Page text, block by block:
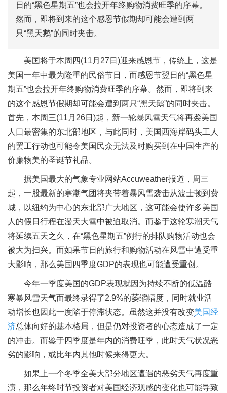
日的“黑色星期五”也会拉开年终购物消费旺季的序幕。
然而，即将到来的这个感恩节假期却可能会遭到两
只“黑天鹅”的同时夹击。
美国将于本周四(11月27日)迎来感恩节，传统上，这是
美国一年中最为隆重的民俗节日，而感恩节翌日的“黑色星
期五”也会拉开年终购物消费旺季的序幕。然而，即将到来
的这个感恩节假期却可能会遭到两只“黑天鹅”的同时夹击。
首先，本周三(11月26日)起，新一轮暴风雪天气将再袭美国
人口最密集的东北部地区，与此同时，美国西海岸码头工人
的罢工行动也可能令美国民众无法及时购买到在中国生产的
价廉物美的圣诞节礼品。
据美国最大的气象专业网站Accuweather报道，周三
起，一股最新的寒潮气团将夹带着暴风雪袭击从波士顿到费
城，以纽约为中心的东北部广大地区，这可能会使许多美国
人的假日行程在漫天大雪中被迫取消。而鉴于这轮寒潮天气
将延续五天之久，在“黑色星期五”例行的排队购物活动也会
被大为扫兴。而如果节日的旅行和购物活动在风雪中遭受重
大影响，那么美国四季度GDP的表现也可能遭受重创。
今年一季度美国的GDP表现就因为持续不断的低温酷
寒暴风雪天气而最终录得了2.9%的萎缩幅度，同时就业活
动增长也因此一度陷于停滞状态。虽然这并没有改变美国经
济总体向好的基本格局，但是仍对投资者的心态造成了一定
的冲击。而鉴于四季度是年内的消费旺季，此时天气状况恶
劣的影响，或比年内其他时候来得更大。
如果上一个冬季全美大部分地区遭遇的恶劣天气再度重
演，那么年终时节投资者对美国经济观感的变化也可能导致